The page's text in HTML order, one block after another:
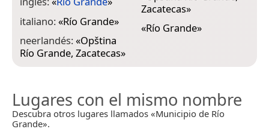
italiano:«Río Grande»
neerlandés:«Opština
Río Grande, Zacatecas»
Zacatecas»
«Río Grande»
Lugares con el mismo nombre
Descubra otros lugares llamados «Municipio de Río
Grande».